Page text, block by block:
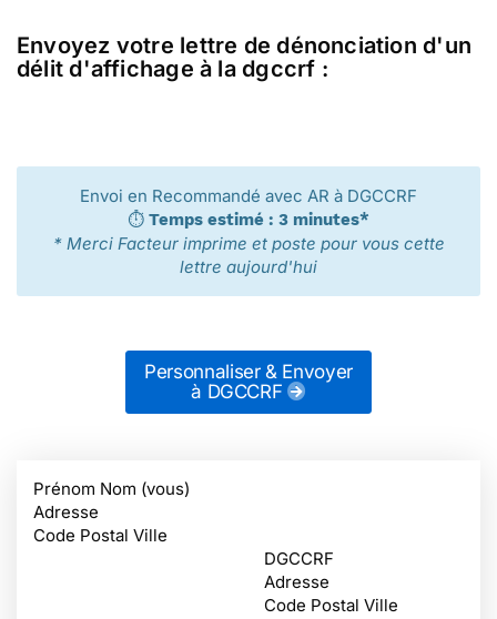
Envoyez votre lettre de dénonciation d'un
délit d'affichage à la dgccrf :
Envoi en Recommandé avec AR à DGCCRF
⏱️ Temps estimé : 3 minutes*
* Merci Facteur imprime et poste pour vous cette
lettre aujourd'hui
Personnaliser & Envoyer
à DGCCRF
Prénom Nom (vous)
Adresse
Code Postal Ville
DGCCRF
Adresse
Code Postal Ville